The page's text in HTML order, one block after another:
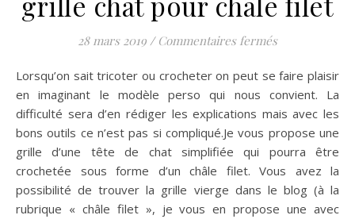
28 mars 2019 / Commentaires ferméssur grille chat
Lorsqu’on sait tricoter ou crocheter on peut se faire plaisir
en imaginant le modèle perso qui nous convient. La
difficulté sera d’en rédiger les explications mais avec les
bons outils ce n’est pas si compliqué.Je vous propose une
grille d’une tête de chat simplifiée qui pourra être
crochetée sous forme d’un châle filet. Vous avez la
possibilité de trouver la grille vierge dans le blog (à la
rubrique « châle filet », je vous en propose une avec